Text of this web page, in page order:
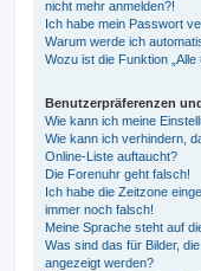
nicht mehr anmelden?!
Ich habe mein Passwort
Warum werde ich
Wozu ist die Funktion
Benutzerpräferenzen
Wie kann ich meine
Wie kann ich verhindern,
Online-Liste auftaucht?
Die Forenuhr geht falsch!
Ich habe die Zeitzone
immer noch falsch!
Meine Sprache steht auf
Was sind das für Bilder,
angezeigt werden?